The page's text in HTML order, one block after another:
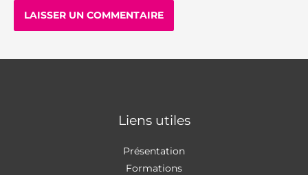
Liens utiles
Présentation
Formations